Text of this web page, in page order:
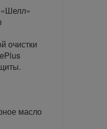
«Шелл»
очистки
масло